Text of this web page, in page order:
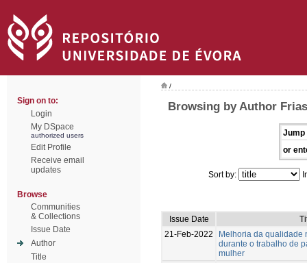
Sign on to:
Login
My DSpace
authorized users
Edit Profile
Receive email
updates
Browse
Communities
& Collections
Issue Date
Author
Title
/
Browsing by Author
Jump
or
Sort by:
Issue Date
21-Feb-2022
Melhoria da qualidade
durante o trabalho de
mulher